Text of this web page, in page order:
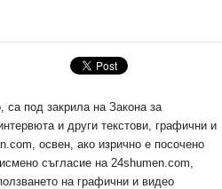
са под закрила на Закона за
и други текстови, графични и
освен, ако изрично е посочено
съгласие на 24shumen.com,
на графични и видео